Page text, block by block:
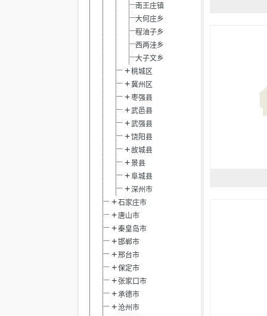
南王庄镇
大何庄乡
程油子乡
西两洼乡
大子文乡
桃城区
冀州区
枣强县
武邑县
武强县
饶阳县
故城县
景县
阜城县
深州市
石家庄市
唐山市
秦皇岛市
邯郸市
邢台市
保定市
张家口市
承德市
沧州市